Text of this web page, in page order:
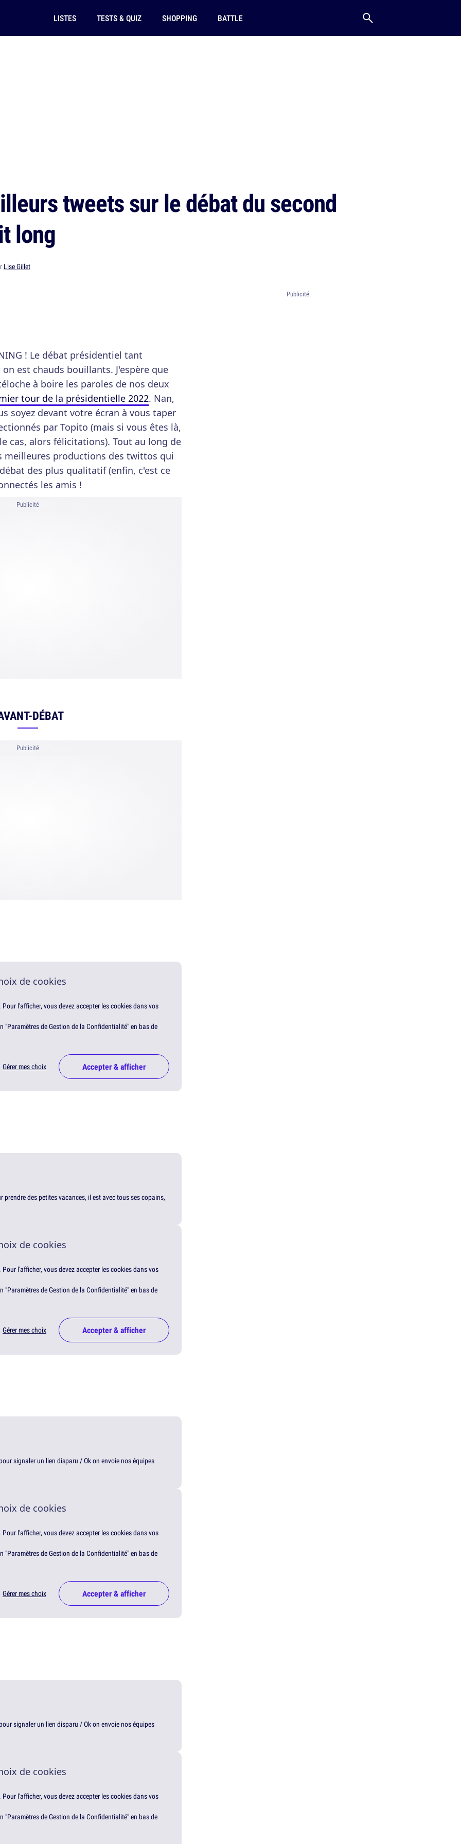
LISTES TESTS & QUIZ SHOPPING BATTLE
tweets sur le débat du second
long
Lise Gillet
! Le débat présidentiel tant
est chauds bouillants. J'espère que
à boire les paroles de nos deux
tour de la présidentielle 2022. Nan,
soyez devant votre écran à vous taper
par Topito (mais si vous êtes là,
cas, alors félicitations). Tout au long de
meilleures productions des twittos qui
des plus qualitatif (enfin, c'est ce
les amis !
Publicité
DÉBAT
Publicité
de cookies
l'afficher, vous devez accepter les cookies dans vos
"Paramètres de Gestion de la Confidentialité" en bas de
Gérer mes choix Accepter & afficher
prendre des petites vacances, il est avec tous ses copains,
de cookies
l'afficher, vous devez accepter les cookies dans vos
"Paramètres de Gestion de la Confidentialité" en bas de
Gérer mes choix Accepter & afficher
signaler un lien disparu / Ok on envoie nos équipes
de cookies
l'afficher, vous devez accepter les cookies dans vos
"Paramètres de Gestion de la Confidentialité" en bas de
Gérer mes choix Accepter & afficher
signaler un lien disparu / Ok on envoie nos équipes
de cookies
l'afficher, vous devez accepter les cookies dans vos
"Paramètres de Gestion de la Confidentialité" en bas de